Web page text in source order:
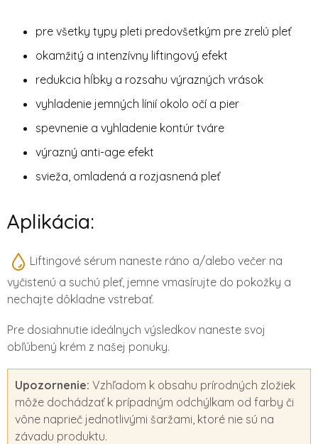
pre všetky typy pleti predovšetkým pre zrelú pleť
okamžitý a intenzívny liftingový efekt
redukcia hĺbky a rozsahu výrazných vrások
vyhladenie jemných línií okolo očí a pier
spevnenie a vyhladenie kontúr tváre
výrazný anti-age efekt
svieža, omladená a rozjasnená pleť
Aplikácia:
Liftingové sérum naneste ráno a/alebo večer na
vyčistenú a suchú pleť, jemne vmasírujte do pokožky a
nechajte dôkladne vstrebať.
Pre dosiahnutie ideálnych výsledkov naneste svoj
obľúbený krém z našej ponuky.
Upozornenie: Vzhľadom k obsahu prírodných zložiek
môže dochádzať k prípadným odchýlkam od farby či
vône naprieč jednotlivými šaržami, ktoré nie sú na
závadu produktu.